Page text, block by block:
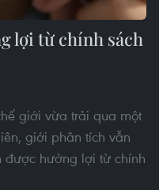
lợi từ chính sách
giới vừa trải qua một
giới phân tích vẫn
được hưởng lợi từ chính